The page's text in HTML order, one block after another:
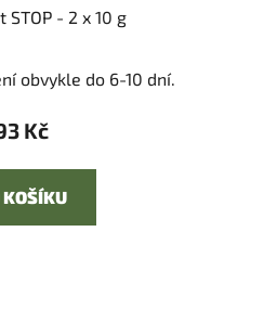
STOP - 2 x 10 g
obvykle do 6-10 dní.
Kč
KOŠÍKU